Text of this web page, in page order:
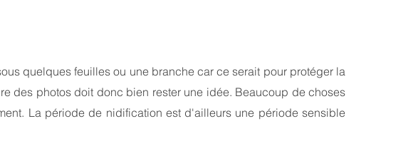
quelques feuilles ou une branche car ce serait pour protéger la
des photos doit donc bien rester une idée. Beaucoup de choses
La période de nidification est d'ailleurs une période sensible